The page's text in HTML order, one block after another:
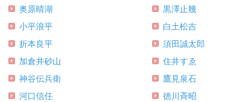
奥原晴湖
小平浪平
折本良平
加倉井砂山
神谷伝兵衛
河口信任
黒澤止幾
白土松吉
須田誠太郎
住井すゑ
鷹見泉石
徳川斉昭